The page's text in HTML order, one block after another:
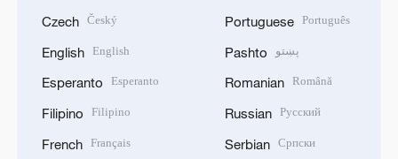
Czech Český
English English
Esperanto Esperanto
Filipino Filipino
French Français
Portuguese Português
Pashto پښتو
Romanian Română
Russian Русский
Serbian Српски